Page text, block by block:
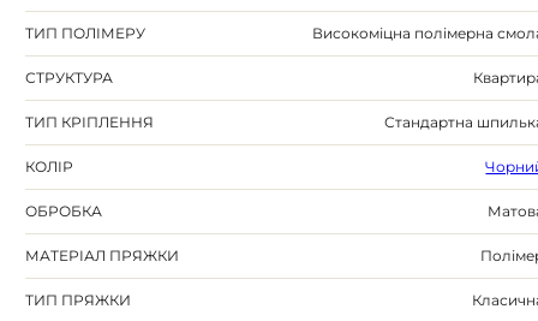
ТИП ПОЛІМЕРУ Високоміцна полімерна
СТРУКТУРА
ТИП КРІПЛЕННЯ Стандартна
КОЛІР
ОБРОБКА
МАТЕРІАЛ ПРЯЖКИ
ТИП ПРЯЖКИ